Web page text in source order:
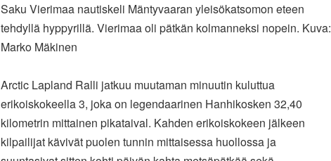
Saku Vierimaa nautiskeli Mäntyvaaran yleisökatsomon eteen
tehdyllä hyppyrillä. Vierimaa oli pätkän kolmanneksi nopein. Kuva:
Marko Mäkinen
Arctic Lapland Ralli jatkuu muutaman minuutin kuluttua
erikoiskokeella 3, joka on legendaarinen Hanhikosken 32,40
kilometrin mittainen pikataival. Kahden erikoiskokeen jälkeen
kilpailijat kävivät puolen tunnin mittaisessa huollossa ja